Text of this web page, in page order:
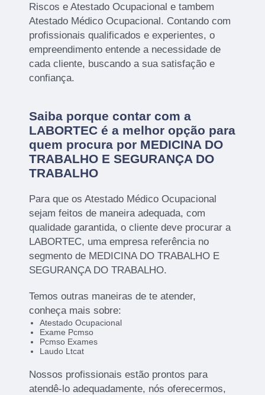
Riscos e Atestado Ocupacional e tambem
Atestado Médico Ocupacional. Contando com
profissionais qualificados e experientes, o
empreendimento entende a necessidade de
cada cliente, buscando a sua satisfação e
confiança.
Saiba porque contar com a
LABORTEC é a melhor opção para
quem procura por MEDICINA DO
TRABALHO E SEGURANÇA DO
TRABALHO
Para que os Atestado Médico Ocupacional
sejam feitos de maneira adequada, com
qualidade garantida, o cliente deve procurar a
LABORTEC, uma empresa referência no
segmento de MEDICINA DO TRABALHO E
SEGURANÇA DO TRABALHO.
Temos outras maneiras de te atender,
conheça mais sobre:
Atestado Ocupacional
Exame Pcmso
Pcmso Exames
Laudo Ltcat
Nossos profissionais estão prontos para
atendê-lo adequadamente, nós oferecermos,